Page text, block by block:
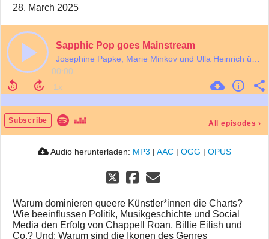
28. March 2025
Sapphic Pop goes Mainstream
00:00
Subscribe All episodes ›
Audio herunterladen: MP3 | AAC | OGG | OPUS
Warum dominieren queere Künstler*innen die Charts?
Wie beeinflussen Politik, Musikgeschichte und Social
Media den Erfolg von Chappell Roan, Billie Eilish und
Co.? Und: Warum sind die Ikonen des Genres